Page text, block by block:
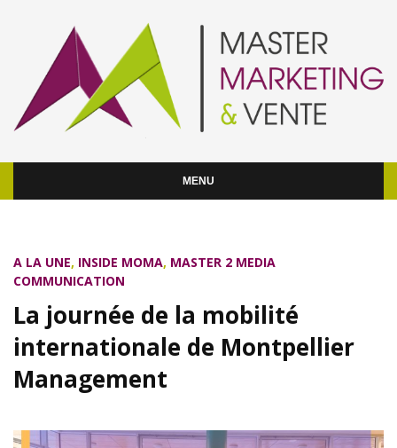
MENU
A LA UNE, INSIDE MOMA, MASTER 2 MEDIA
COMMUNICATION
La journée de la mobilité
internationale de Montpellier
Management